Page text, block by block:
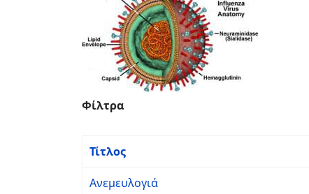
Φίλτρα
Τίτλος
Ανεμευλογιά